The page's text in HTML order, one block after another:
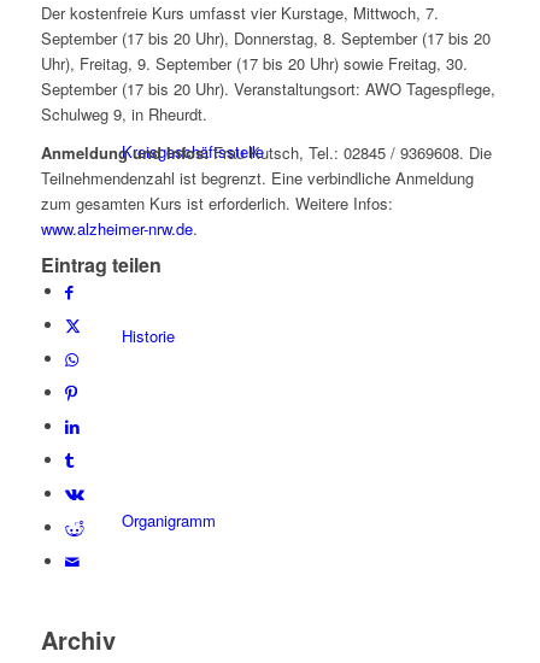
Kreisgeschäftsstelle
Historie
Organigramm
Der kostenfreie Kurs umfasst vier Kurstage, Mittwoch, 7.
September (17 bis 20 Uhr), Donnerstag, 8. September (17 bis 20
Uhr), Freitag, 9. September (17 bis 20 Uhr) sowie Freitag, 30.
September (17 bis 20 Uhr). Veranstaltungsort: AWO Tagespflege,
Schulweg 9, in Rheurdt.
Anmeldung und Infos:Frau Kutsch, Tel.: 02845 / 9369608. Die
Teilnehmendenzahl ist begrenzt. Eine verbindliche Anmeldung
zum gesamten Kurs ist erforderlich. Weitere Infos:
www.alzheimer-nrw.de.
Eintrag teilen
Archiv